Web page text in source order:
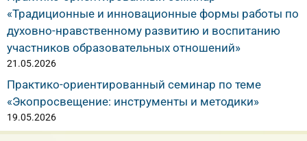
«Традиционные и инновационные формы работы по
духовно-нравственному развитию и воспитанию
участников образовательных отношений»
21.05.2026
Практико-ориентированный семинар по теме
«Экопросвещение: инструменты и методики»
19.05.2026